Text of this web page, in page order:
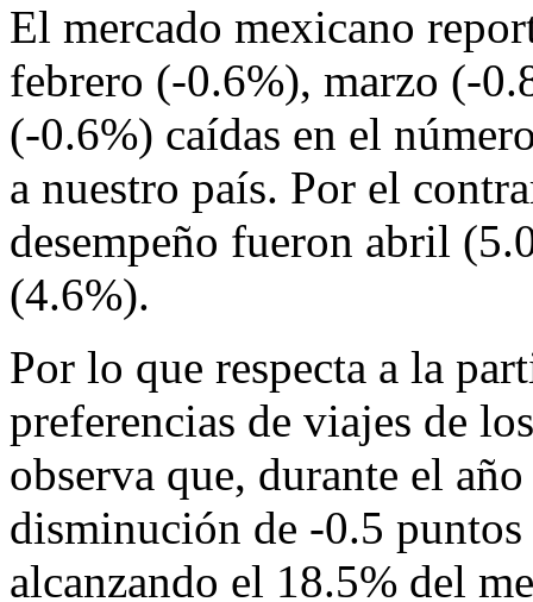
El mercado mexicano
febrero (-0.6%), marzo (-
(-0.6%) caídas en el
a nuestro país. Por el
desempeño fueron abril
(4.6%).
Por lo que respecta a la
preferencias de viajes de
observa que, durante el
disminución de -0.5
alcanzando el 18.5% del